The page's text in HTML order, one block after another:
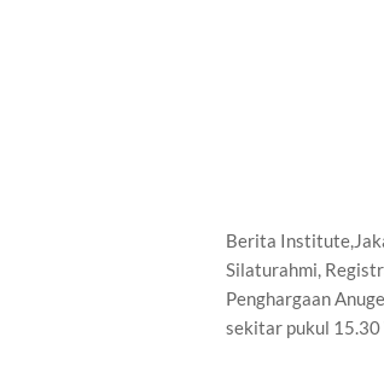
Berita
Silaturahmi,
Penghargaan
sekitar pukul 15.30